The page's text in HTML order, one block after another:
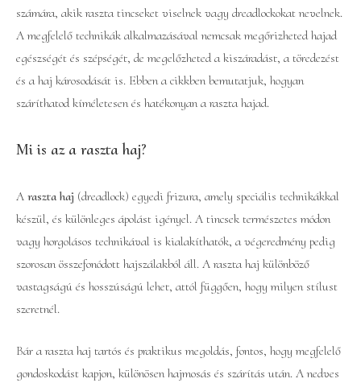
számára, akik raszta tincseket viselnek vagy dreadlockokat nevelnek.
A megfelelő technikák alkalmazásával nemcsak megőrizheted hajad
egészségét és szépségét, de megelőzheted a kiszáradást, a töredezést
és a haj károsodását is. Ebben a cikkben bemutatjuk, hogyan
száríthatod kíméletesen és hatékonyan a raszta hajad.
Mi is az a raszta haj?
A raszta haj (dreadlock) egyedi frizura, amely speciális technikákkal
készül, és különleges ápolást igényel. A tincsek természetes módon
vagy horgolásos technikával is kialakíthatók, a végeredmény pedig
szorosan összefonódott hajszálakból áll. A raszta haj különböző
vastagságú és hosszúságú lehet, attól függően, hogy milyen stílust
szeretnél.
Bár a raszta haj tartós és praktikus megoldás, fontos, hogy megfelelő
gondoskodást kapjon, különösen hajmosás és szárítás után. A nedves